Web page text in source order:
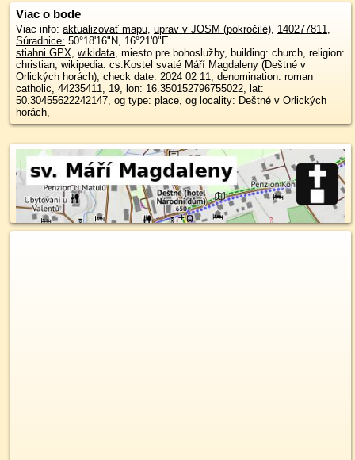
Viac o bode
Viac info: aktualizovať mapu, uprav v JOSM (pokročilé), 140277811,
Súradnice: 50°18'16"N, 16°21'0"E
stiahni GPX, wikidata, miesto pre bohoslužby, building: church, religion:
christian, wikipedia: cs:Kostel svaté Máří Magdaleny (Deštné v
Orlických horách), check date: 2024 02 11, denomination: roman
catholic, 44235411, 19, lon: 16.350152796755022, lat:
50.30455622242147, og type: place, og locality: Deštné v Orlických
horách,